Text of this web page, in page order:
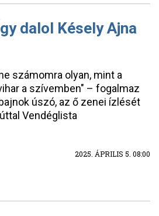
dalol Késely Ajna
számomra olyan, mint a
a szívemben" – fogalmaz
úszó, az ő zenei ízlését
Vendéglista
2025. ÁPRILIS 5. 08:00